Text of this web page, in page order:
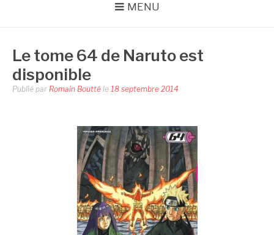
MENU
Le tome 64 de Naruto est
disponible
Publié par Romain Boutté le 18 septembre 2014